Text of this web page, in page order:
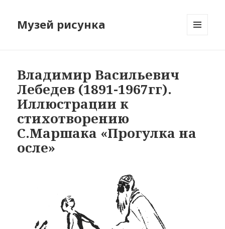
Музей рисунка
Владимир Васильевич
Лебедев (1891-1967гг).
Иллюстрации к
стихотворению
С.Маршака «Прогулка на
осле»